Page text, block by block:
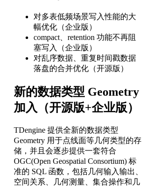
对多表低频场景写入性能的大
幅优化（企业版）
compact、retention 功能不再阻
塞写入（企业版）
对乱序数据、重复时间戳数据
落盘的合并优化（开源版）
新的数据类型 Geometry
加入（开源版+企业版）
TDengine 提供全新的数据类型
Geometry 用于点线面等几何类型的存
储，并且会逐步提供一套符合
OGC(Open Geospatial Consortium) 标
准的 SQL 函数，包括几何输入输出、
空间关系、几何测量、集合操作和几